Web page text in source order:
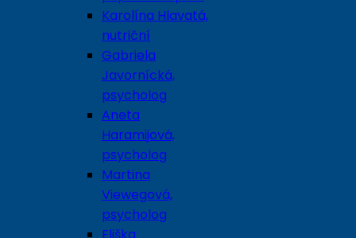
Karolína Hlavatá,
nutriční
Gabriela
Javornícká,
psycholog
Aneta
Haramijová,
psycholog
Martina
Viewegová,
psycholog